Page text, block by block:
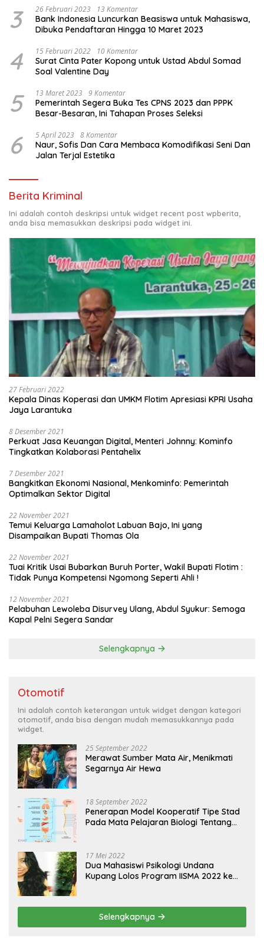
3 26 Februari 2023 13 Komentar
Bank Indonesia Luncurkan Beasiswa untuk Mahasiswa,
Dibuka Pendaftaran Hingga 10 Maret 2023
4 15 Februari 2022 10 Komentar
Surat Cinta Pater Kopong untuk Ustad Abdul Somad
Soal Valentine Day
5 13 Maret 2023 9 Komentar
Pemerintah Segera Buka Tes CPNS 2023 dan PPPK
Besar-Besaran, Ini Tahapan Proses Seleksi
6 5 April 2023 8 Komentar
Naur, Sofis Dan Cara Membaca Komodifikasi Seni Dan
Jalan Terjal Estetika
Berita Kriminal
Ini adalah contoh deskripsi untuk widget recent post wpberita,
anda bisa memasukkan deskripsi pada widget ini.
27 Februari 2022
Kepala Dinas Koperasi dan UMKM Flotim Apresiasi KPRI Usaha
Jaya Larantuka
8 Desember 2021
Perkuat Jasa Keuangan Digital, Menteri Johnny: Kominfo
Tingkatkan Kolaborasi Pentahelix
7 Desember 2021
Bangkitkan Ekonomi Nasional, Menkominfo: Pemerintah
Optimalkan Sektor Digital
22 November 2021
Temui Keluarga Lamaholot Labuan Bajo, Ini yang
Disampaikan Bupati Thomas Ola
22 November 2021
Tuai Kritik Usai Bubarkan Buruh Porter, Wakil Bupati Flotim :
Tidak Punya Kompetensi Ngomong Seperti Ahli !
12 November 2021
Pelabuhan Lewoleba Disurvey Ulang, Abdul Syukur: Semoga
Kapal Pelni Segera Sandar
Selengkapnya
Otomotif
Ini adalah contoh keterangan untuk widget dengan kategori
otomotif, anda bisa dengan mudah memasukkannya pada
widget.
25 September 2022
Merawat Sumber Mata Air, Menikmati
Segarnya Air Hewa
18 September 2022
Penerapan Model Kooperatif Tipe Stad
Pada Mata Pelajaran Biologi Tentang
17 Mei 2022
Dua Mahasiswi Psikologi Undana
Kupang Lolos Program IISMA 2022 ke
Selengkapnya